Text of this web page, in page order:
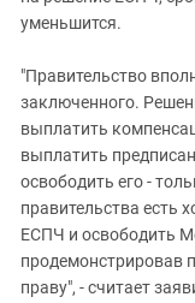
уменьшится.
"Правительство
заключенного.
выплатить
выплатить
освободить его -
правительства есть
ЕСПЧ и освободить
продемонстрировав
праву", - считает